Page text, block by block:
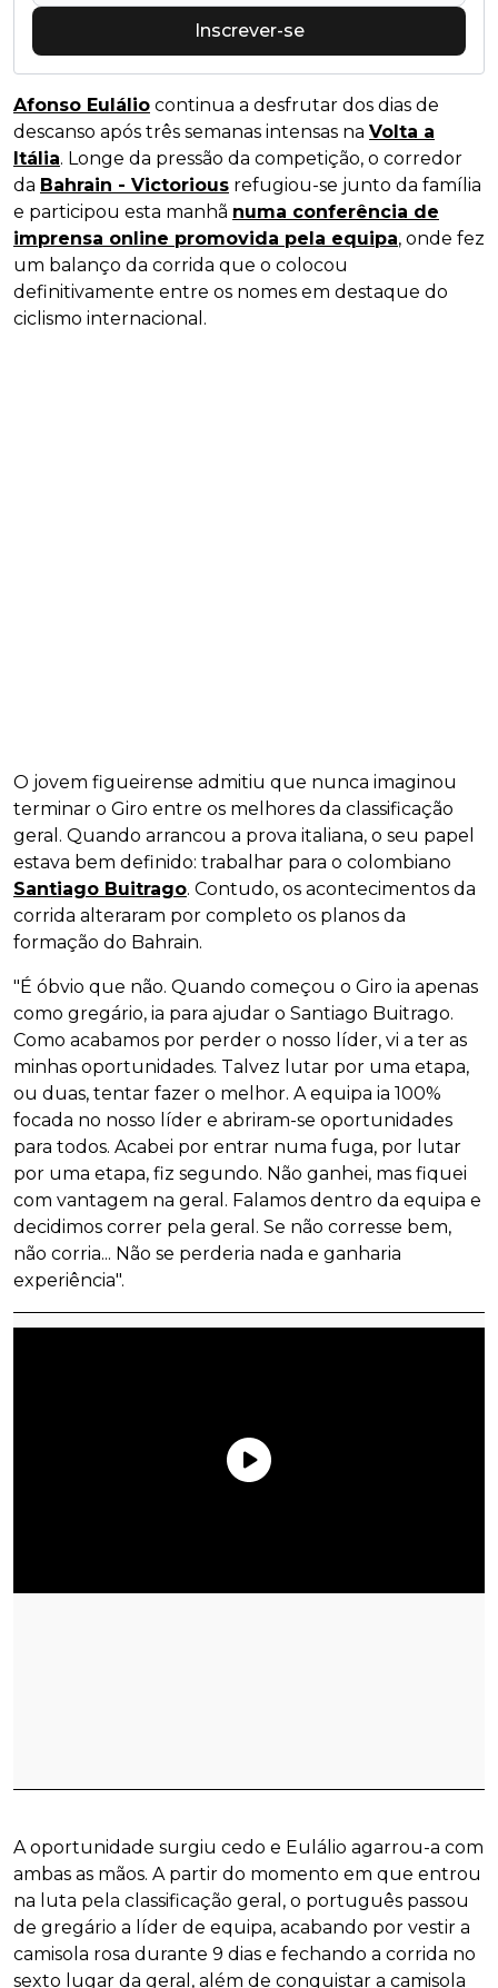
Inscrever-se
Afonso Eulálio continua a desfrutar dos dias de
descanso após três semanas intensas na Volta a
Itália. Longe da pressão da competição, o corredor
da Bahrain - Victorious refugiou-se junto da família
e participou esta manhã numa conferência de
imprensa online promovida pela equipa, onde fez
um balanço da corrida que o colocou
definitivamente entre os nomes em destaque do
ciclismo internacional.
O jovem figueirense admitiu que nunca imaginou
terminar o Giro entre os melhores da classificação
geral. Quando arrancou a prova italiana, o seu papel
estava bem definido: trabalhar para o colombiano
Santiago Buitrago. Contudo, os acontecimentos da
corrida alteraram por completo os planos da
formação do Bahrain.
"É óbvio que não. Quando começou o Giro ia apenas
como gregário, ia para ajudar o Santiago Buitrago.
Como acabamos por perder o nosso líder, vi a ter as
minhas oportunidades. Talvez lutar por uma etapa,
ou duas, tentar fazer o melhor. A equipa ia 100%
focada no nosso líder e abriram-se oportunidades
para todos. Acabei por entrar numa fuga, por lutar
por uma etapa, fiz segundo. Não ganhei, mas fiquei
com vantagem na geral. Falamos dentro da equipa e
decidimos correr pela geral. Se não corresse bem,
não corria... Não se perderia nada e ganharia
experiência".
A oportunidade surgiu cedo e Eulálio agarrou-a com
ambas as mãos. A partir do momento em que entrou
na luta pela classificação geral, o português passou
de gregário a líder de equipa, acabando por vestir a
camisola rosa durante 9 dias e fechando a corrida no
sexto lugar da geral, além de conquistar a camisola